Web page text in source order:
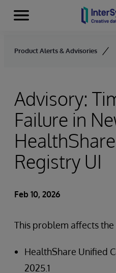
Skip to content
Menu
Product Alerts & Advisories
Advisory:
Failure in
Registry UI
Feb 10, 2026
This problem affects
HealthShare Unified
2025.1